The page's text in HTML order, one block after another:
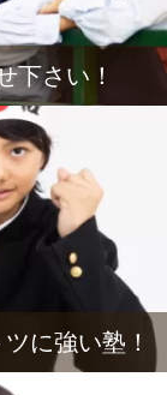
下さい！
に強い塾！